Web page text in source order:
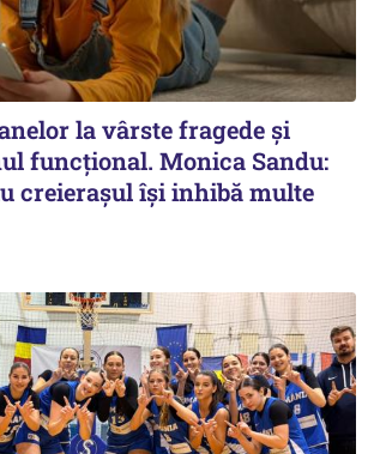
la vârste fragede și
funcțional. Monica Sandu:
creierașul își inhibă multe